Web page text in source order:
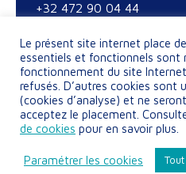
+32 472 90 04 44
Trouvez nous sur :
LinkedIn
page
opens
in
new
window
© By
Le présent site internet place
essentiels et fonctionnels sont
fonctionnement du site
refusés. D’autres cookies sont
(cookies d’analyse) et ne
acceptez le placement.
de cookies pour en savoir plus.
Paramétrer les cookies